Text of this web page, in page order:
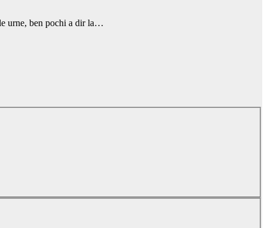
urne, ben pochi a dir la…